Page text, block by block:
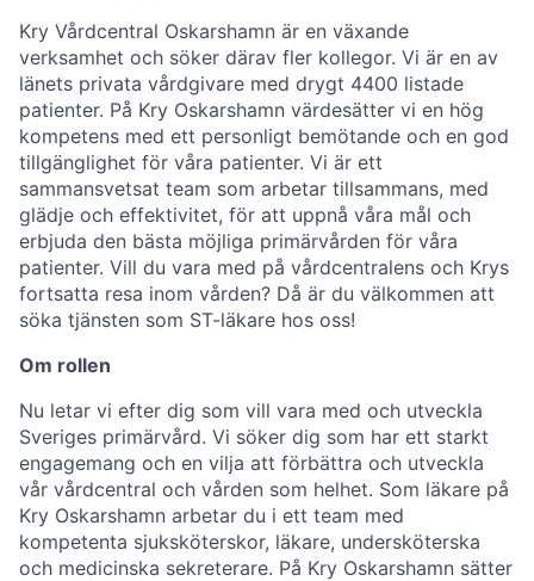
Kry Vårdcentral Oskarshamn är en växande
verksamhet och söker därav fler kollegor. Vi är en av
länets privata vårdgivare med drygt 4400 listade
patienter. På Kry Oskarshamn värdesätter vi en hög
kompetens med ett personligt bemötande och en god
tillgänglighet för våra patienter. Vi är ett
sammansvetsat team som arbetar tillsammans, med
glädje och effektivitet, för att uppnå våra mål och
erbjuda den bästa möjliga primärvården för våra
patienter. Vill du vara med på vårdcentralens och Krys
fortsatta resa inom vården? Då är du välkommen att
söka tjänsten som ST-läkare hos oss!
Om rollen
Nu letar vi efter dig som vill vara med och utveckla
Sveriges primärvård. Vi söker dig som har ett starkt
engagemang och en vilja att förbättra och utveckla
vår vårdcentral och vården som helhet. Som läkare på
Kry Oskarshamn arbetar du i ett team med
kompetenta sjuksköterskor, läkare, undersköterska
och medicinska sekreterare. På Kry Oskarshamn sätter